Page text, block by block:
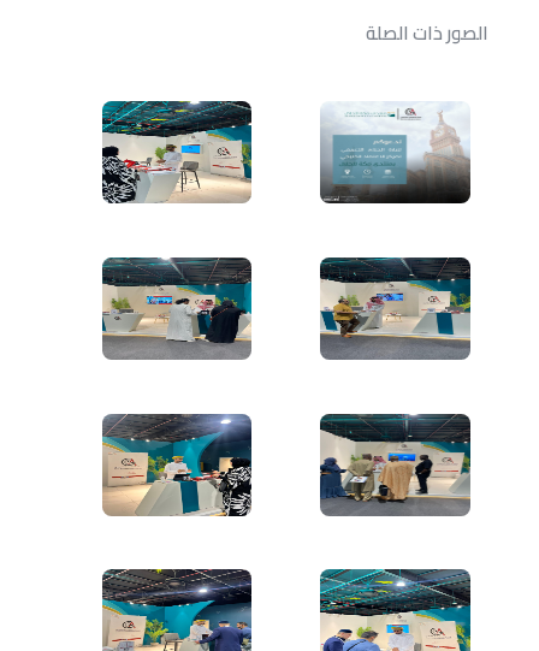
الصور ذات الصلة